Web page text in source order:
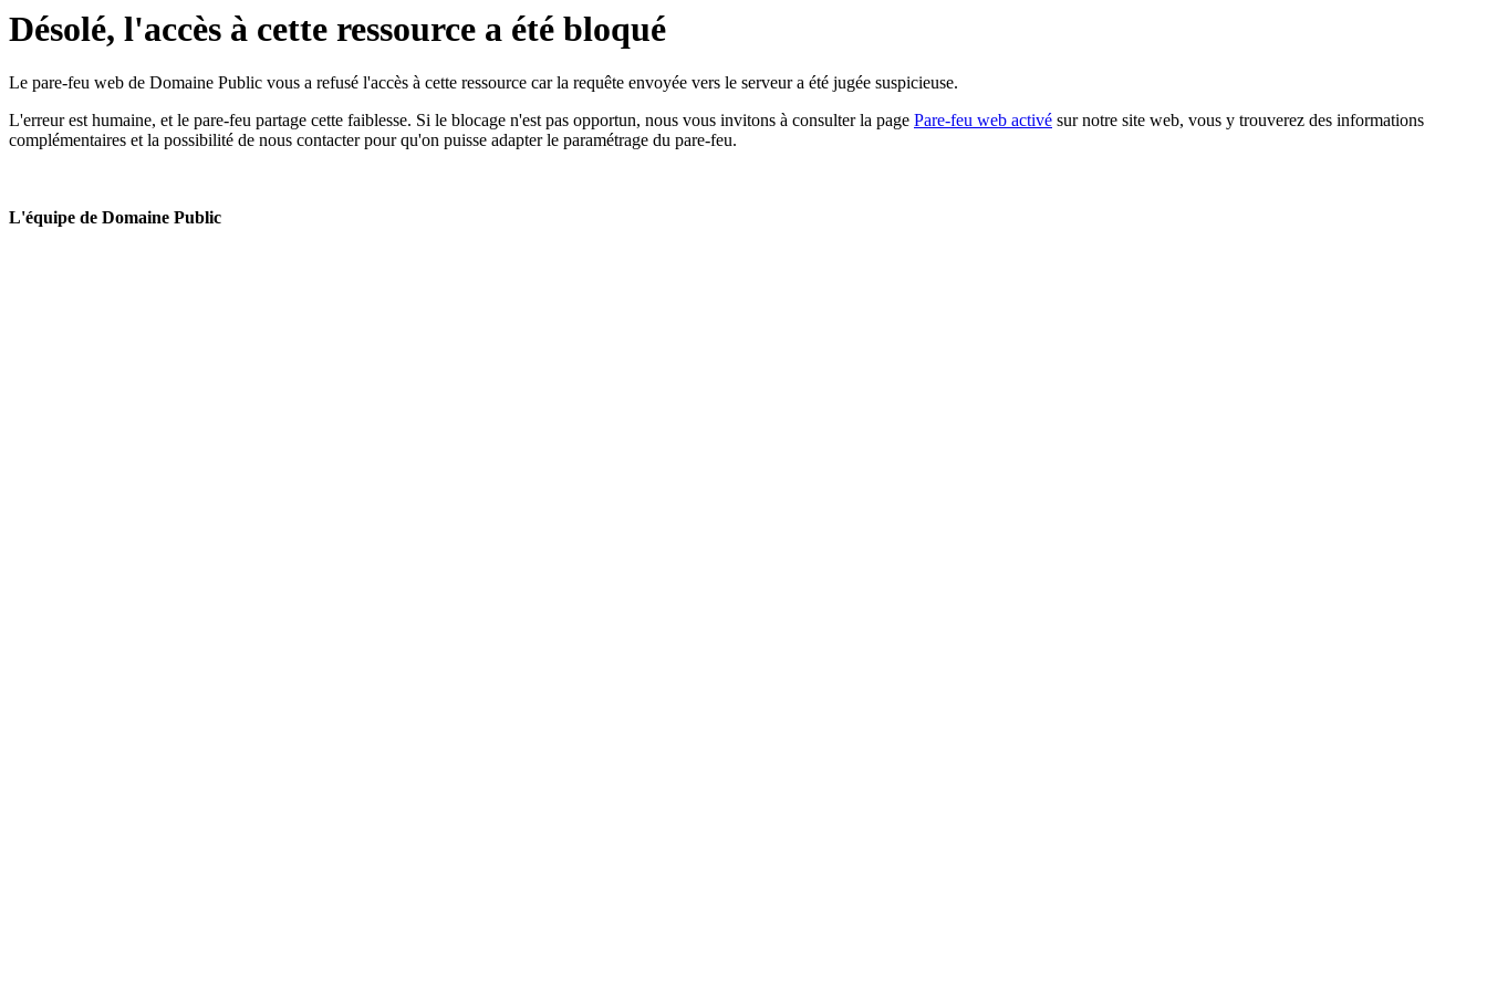
Désolé, l'accès à cette ressource a été bloqué
Le pare-feu web de Domaine Public vous a refusé l'accès à cette ressource car la requête envoyée vers le serveur a été jugée suspicieuse.
L'erreur est humaine, et le pare-feu partage cette faiblesse. Si le blocage n'est pas opportun, nous vous invitons à consulter la page Pare-feu web activé sur notre site web, vous y trouverez des informations
complémentaires et la possibilité de nous contacter pour qu'on puisse adapter le paramétrage du pare-feu.
L'équipe de Domaine Public